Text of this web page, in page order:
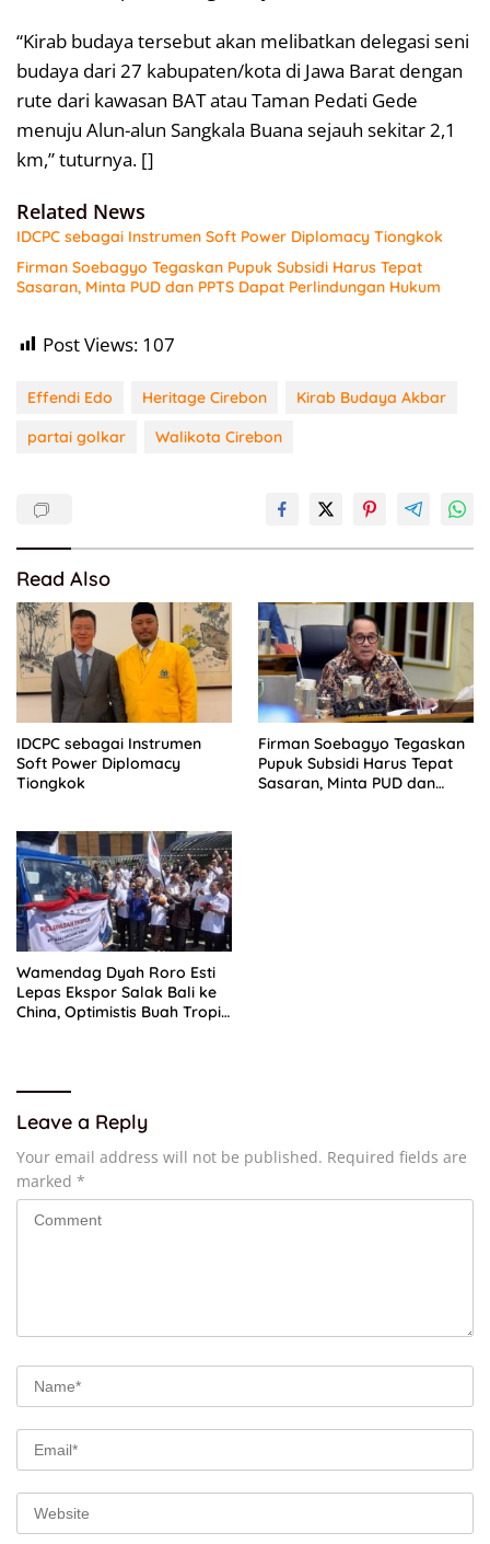
“Kirab budaya tersebut akan melibatkan delegasi seni
budaya dari 27 kabupaten/kota di Jawa Barat dengan
rute dari kawasan BAT atau Taman Pedati Gede
menuju Alun-alun Sangkala Buana sejauh sekitar 2,1
km,” tuturnya. []
Related News
IDCPC sebagai Instrumen Soft Power Diplomacy Tiongkok
Firman Soebagyo Tegaskan Pupuk Subsidi Harus Tepat
Sasaran, Minta PUD dan PPTS Dapat Perlindungan Hukum
Post Views: 107
Effendi Edo Heritage Cirebon
Kirab Budaya Akbar
partai golkar
Walikota Cirebon
Read Also
IDCPC sebagai Instrumen
Soft Power Diplomacy
Tiongkok
Firman Soebagyo Tegaskan
Pupuk Subsidi Harus Tepat
Sasaran, Minta PUD dan
Wamendag Dyah Roro Esti
Lepas Ekspor Salak Bali ke
China, Optimistis Buah Tropis
Leave a Reply
Your email address will not be published. Required fields are
marked *